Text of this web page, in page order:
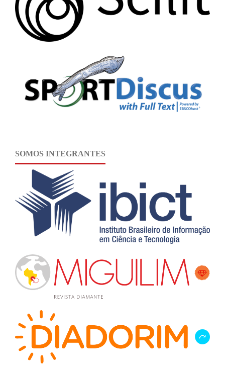
SOMOS INTEGRANTES